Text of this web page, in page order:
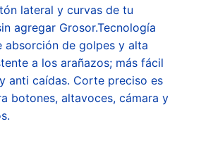
lateral y curvas de tu
agregar Grosor.Tecnología
absorción de golpes y alta
a los arañazos; más fácil
anti caídas. Corte preciso es
botones, altavoces, cámara y